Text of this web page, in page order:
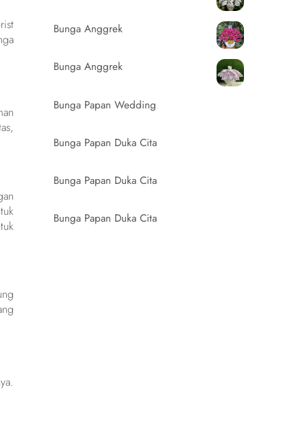
Bunga Anggrek
Bunga Anggrek
Bunga Papan Wedding
Bunga Papan Duka Cita
Bunga Papan Duka Cita
Bunga Papan Duka Cita